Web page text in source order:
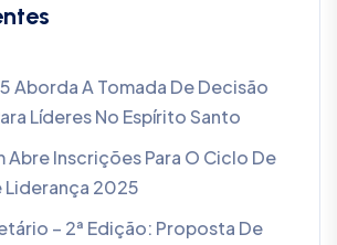
Aborda A Tomada De Decisão
Líderes No Espírito Santo
Abre Inscrições Para O Ciclo De
Liderança 2025
– 2ª Edição: Proposta De